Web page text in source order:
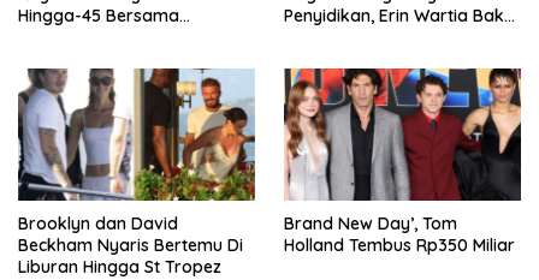
Hingga-45 Bersama
Penyidikan, Erin Wartia Bakal
Brooklyn dan David
Beckham Nyaris Bertemu Di
Liburan Hingga St Tropez
Brand New Day’, Tom
Holland Tembus Rp350 Miliar